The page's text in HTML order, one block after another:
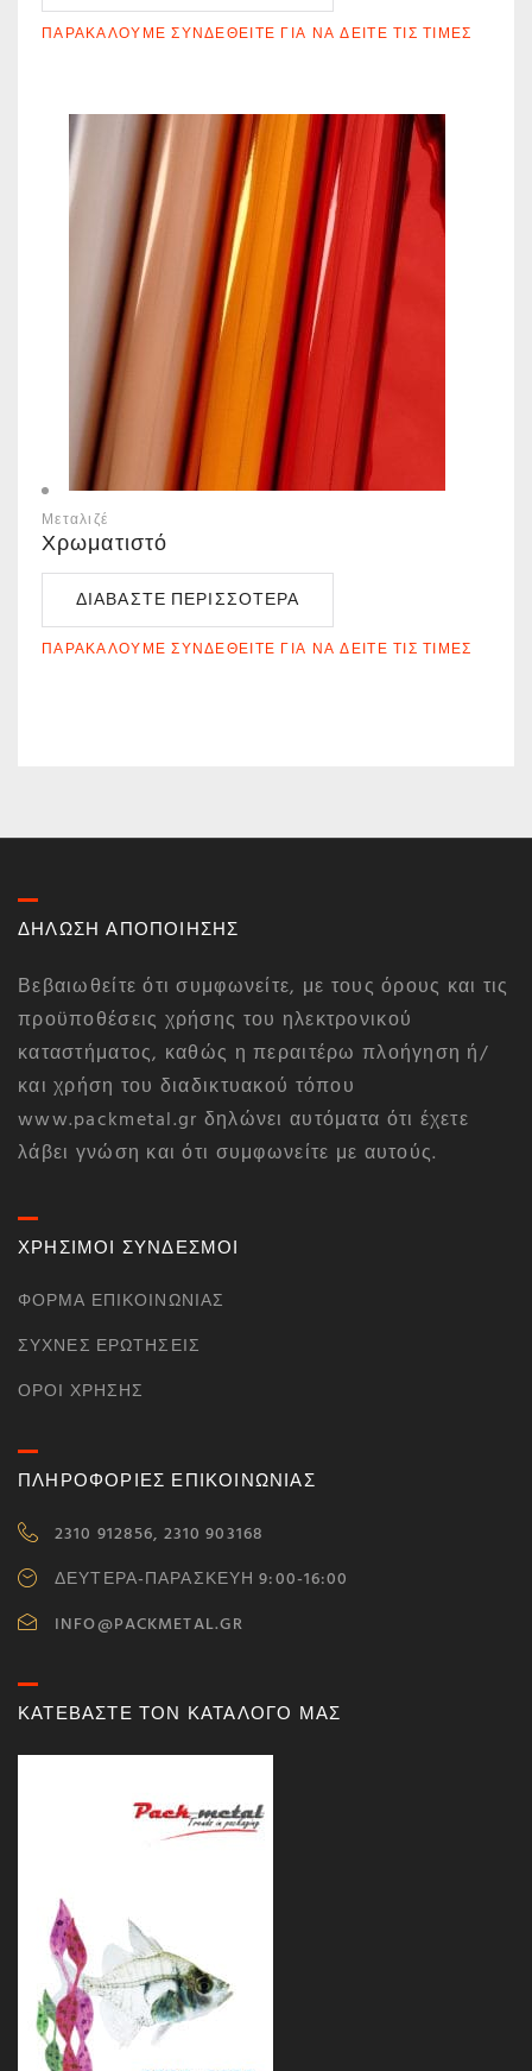
ΠΑΡΑΚΑΛΟΎΜΕ ΣΥΝΔΕΘΕΊΤΕ ΓΙΑ ΝΑ ΔΕΊΤΕ ΤΙΣ ΤΙΜΈΣ
Μεταλιζέ
Χρωματιστό
ΔΙΑΒΆΣΤΕ ΠΕΡΙΣΣΌΤΕΡΑ
ΠΑΡΑΚΑΛΟΎΜΕ ΣΥΝΔΕΘΕΊΤΕ ΓΙΑ ΝΑ ΔΕΊΤΕ ΤΙΣ ΤΙΜΈΣ
ΔΗΛΩΣΗ ΑΠΟΠΟΙΗΣΗΣ
Βεβαιωθείτε ότι συμφωνείτε, με τους όρους και τις
προϋποθέσεις χρήσης του ηλεκτρονικού
καταστήματος, καθώς η περαιτέρω πλοήγηση ή/
και χρήση του διαδικτυακού τόπου
www.packmetal.gr δηλώνει αυτόματα ότι έχετε
λάβει γνώση και ότι συμφωνείτε με αυτούς.
ΧΡΗΣΙΜΟΙ ΣΥΝΔΕΣΜΟΙ
ΦΌΡΜΑ ΕΠΙΚΟΙΝΩΝΊΑΣ
ΣΥΧΝΈΣ ΕΡΩΤΉΣΕΙΣ
ΌΡΟΙ ΧΡΉΣΗΣ
ΠΛΗΡΟΦΟΡΙΕΣ ΕΠΙΚΟΙΝΩΝΙΑΣ
2310 912856, 2310 903168
ΔΕΥΤΕΡΑ-ΠΑΡΑΣΚΕΥΗ 9:00-16:00
INFO@PACKMETAL.GR
ΚΑΤΕΒΑΣΤΕ ΤΟΝ ΚΑΤΑΛΟΓΟ ΜΑΣ